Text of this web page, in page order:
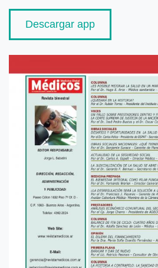
Descargar app